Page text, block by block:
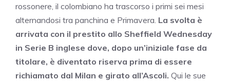
rossonere, il colombiano ha trascorso i primi sei mesi
alternandosi tra panchina e Primavera. La svolta è
arrivata con il prestito allo Sheffield Wednesday
in Serie B inglese dove, dopo un’iniziale fase da
titolare, è diventato riserva prima di essere
richiamato dal Milan e girato all’Ascoli. Qui le sue